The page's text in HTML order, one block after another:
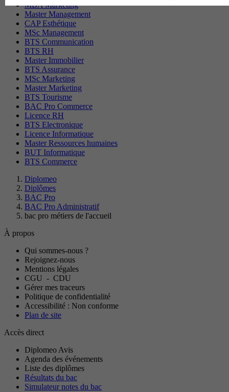
MBA Marketing
Master Management
CAP Esthétique
MSc Management
BTS Communication
BTS RH
Master Immobilier
BTS Assurance
MSc Marketing
Master Marketing
BTS Tourisme
BAC Pro Commerce
Licence RH
BTS Electronique
Licence Informatique
Master Ressources humaines
BUT Informatique
BTS Commerce
Diplomeo
Diplômes
BAC Pro
BAC Pro Administratif
bac pro métiers de l'accueil
À propos
Qui sommes-nous ?
Rejoignez-nous
Mentions légales
CGU - CDU
Gérer mes traceurs
Politique de confidentialité
Accessibilité : Non conforme
Plan de site
Accès direct
Diplomeo Avis
Agenda des événements
Liste des diplômes
Résultats du bac
Simulateur notes du bac